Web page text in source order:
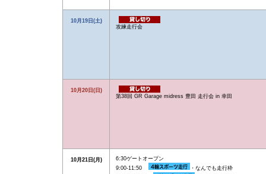
10月19日(土)
攻練走行会
10月20日(日)
第38回 GR Garage midress 豊田 走行会 in 幸田
10月21日(月)
6:30ゲートオープン
9:00-11:50
・なんでも走行枠